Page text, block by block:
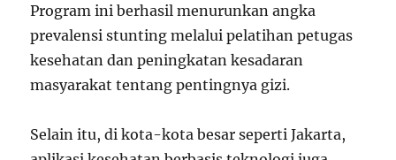
Program ini berhasil menurunkan angka
prevalensi stunting melalui pelatihan petugas
kesehatan dan peningkatan kesadaran
masyarakat tentang pentingnya gizi.
Selain itu, di kota-kota besar seperti Jakarta,